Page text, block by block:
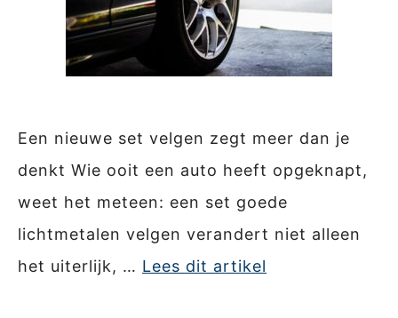
Een nieuwe set velgen zegt meer dan je
denkt Wie ooit een auto heeft opgeknapt,
weet het meteen: een set goede
lichtmetalen velgen verandert niet alleen
het uiterlijk, … Lees dit artikel